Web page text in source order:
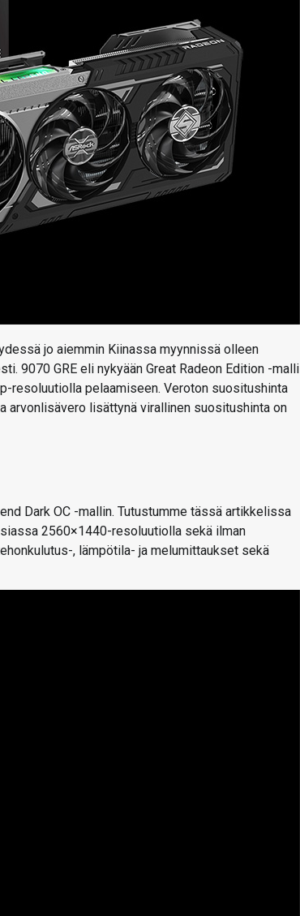
jo aiemmin Kiinassa myynnissä olleen
9070 GRE eli nykyään Great Radeon Edition -malli
resoluutiolla pelaamiseen. Veroton suositushinta
arvonlisävero lisättynä virallinen suositushinta on
Dark OC -mallin. Tutustumme tässä artikkelissa
2560×1440-resoluutiolla sekä ilman
, lämpötila- ja melumittaukset sekä